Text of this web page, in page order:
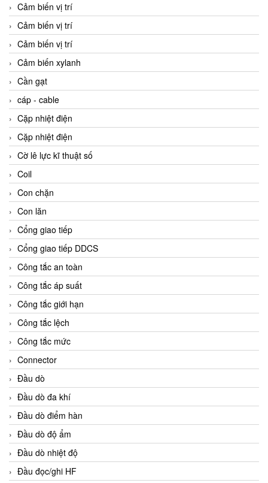
Cảm biến vị trí
Cảm biến vị trí
Cảm biến vị trí
Cảm biến xylanh
Cần gạt
cáp - cable
Cặp nhiệt điện
Cặp nhiệt điện
Cờ lê lực kĩ thuật số
Coil
Con chặn
Con lăn
Cổng giao tiếp
Cổng giao tiếp DDCS
Công tắc an toàn
Công tắc áp suất
Công tắc giới hạn
Công tắc lệch
Công tắc mức
Connector
Đầu dò
Đầu dò đa khí
Đầu dò điểm hàn
Đầu dò độ ẩm
Đầu dò nhiệt độ
Đầu đọc/ghi HF